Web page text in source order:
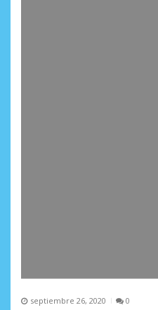
septiembre 26, 2020 0